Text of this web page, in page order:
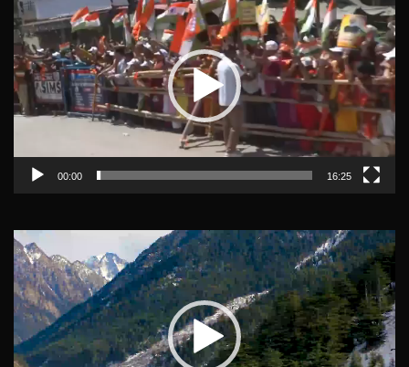
Player
00:00 16:25
Video
Player